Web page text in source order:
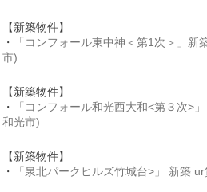
【新築物件】
・
「コンフォール東中神＜第1次＞」
市)
【新築物件】
・
「コンフォール和光西大和<第３次>
和光市)
【新築物件】
・
「泉北パークヒルズ竹城台>」 新築